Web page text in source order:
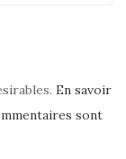
En savoir
sont